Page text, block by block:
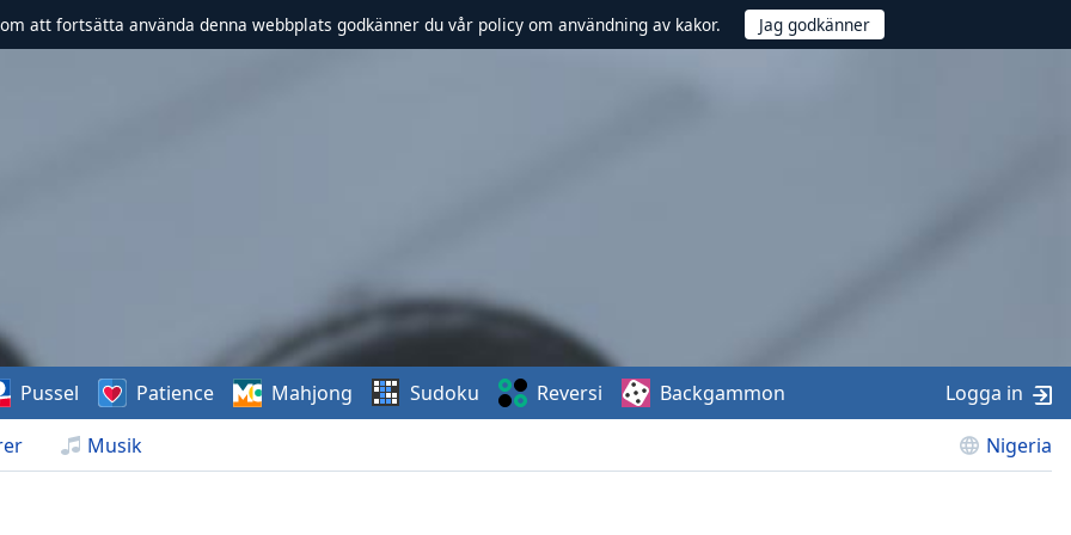
att fortsätta använda denna webbplats godkänner du vår policy om användning av kakor.
Musik Nigeria
Pussel Patience Mahjong Sudoku Reversi Backgammon Logga in